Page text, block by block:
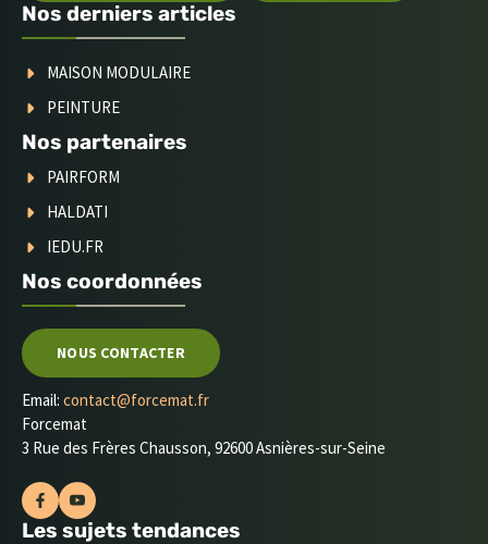
Nos derniers articles
MAISON MODULAIRE
PEINTURE
Nos partenaires
PAIRFORM
HALDATI
IEDU.FR
Nos coordonnées
NOUS CONTACTER
Email: contact@forcemat.fr
Forcemat
3 Rue des Frères Chausson, 92600 Asnières-sur-Seine
Les sujets tendances